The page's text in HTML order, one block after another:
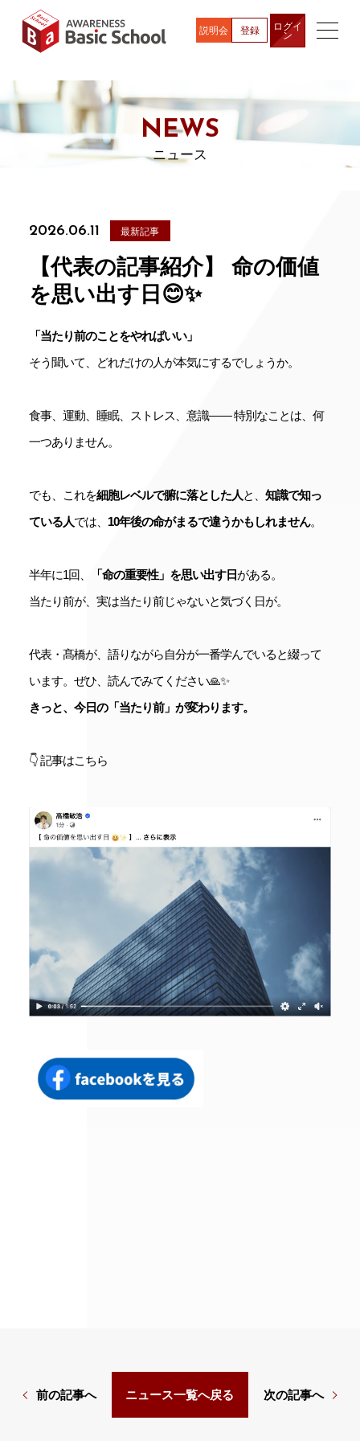
説明会 登録
ログイ
ン
NEWS
ニュース
2026.06.11 最新記事
【代表の記事紹介】 命の価値
を思い出す日😊✨
「当たり前のことをやればいい」
そう聞いて、どれだけの人が本気にするでしょうか。
食事、運動、睡眠、ストレス、意識—— 特別なことは、何
一つありません。
でも、これを細胞レベルで腑に落とした人と、 知識で知っ
ている人では、 10年後の命がまるで違うかもしれません。
半年に1回、 「命の重要性」を思い出す日がある。
当たり前が、実は当たり前じゃないと気づく日が。
代表・髙橋が、語りながら自分が一番学んでいると綴って
います。ぜひ、読んでみてください🙏✨
きっと、今日の「当たり前」が変わります。
👇 記事はこちら
前の記事へ ニュース一覧へ戻る 次の記事へ